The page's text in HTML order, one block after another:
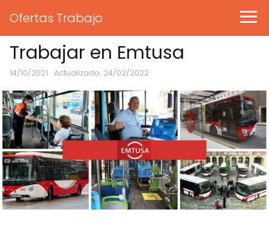
Ofertas Trabajo
Trabajar en Emtusa
14/10/2021 · Actualizado: 24/02/2022